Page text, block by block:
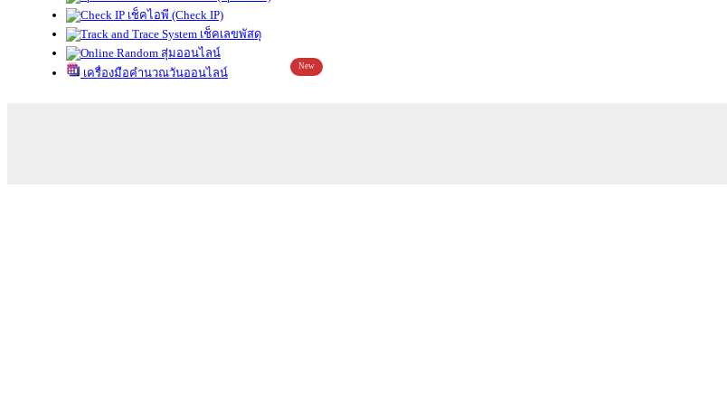
เช็คไอพี (Check IP)
เช็คเลขพัสดุ
สุ่มออนไลน์
เครื่องมือคำนวณวันออนไลน์
New